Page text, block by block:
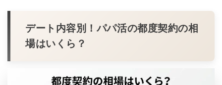
デート内容別！パパ活の都度契約の相
場はいくら？